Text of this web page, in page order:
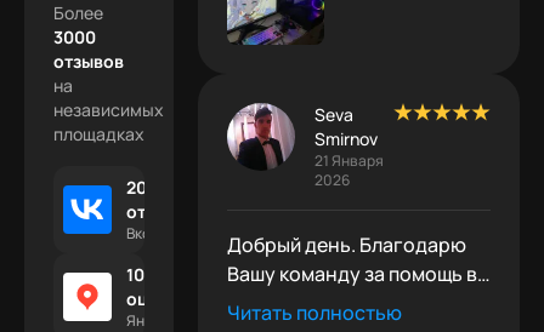
Более
3000
отзывов
на
независимых
площадках
2000 +
отзывов
Вконтакте
1000 +
оценок
Яндекс.Отзывы
Seva
Smirnov
21 Января
2026
Добрый день. Благодарю
Вашу команду за помощь в
выборе мощного ПК. Всё
Читать полностью